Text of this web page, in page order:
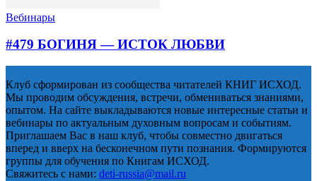
Вебинары
#479 БОГИНЯ — ИСТОК ЛЮБВИ
Клуб сформирован из сообщества читателей КНИГ ИСХОД.
Мы проводим обсуждения, встречи, обмениваться знаниями,
опытом. На сайте выкладываются новые интересные статьи и
вебинары по актуальным духовным вопросам и событиям.
Приглашаем Вас в наш клуб, чтобы совместно двигаться
вперед и вверх на бесконечном пути познания. Формируются
группы для обучения по Книгам ИСХОД.
Свяжитесь с нами: deti-russia@mail.ru